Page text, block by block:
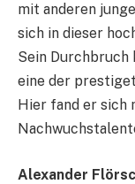
mit anderen
sich in dieser
Sein Durchbruch
eine der
Hier fand er sich
Alexander